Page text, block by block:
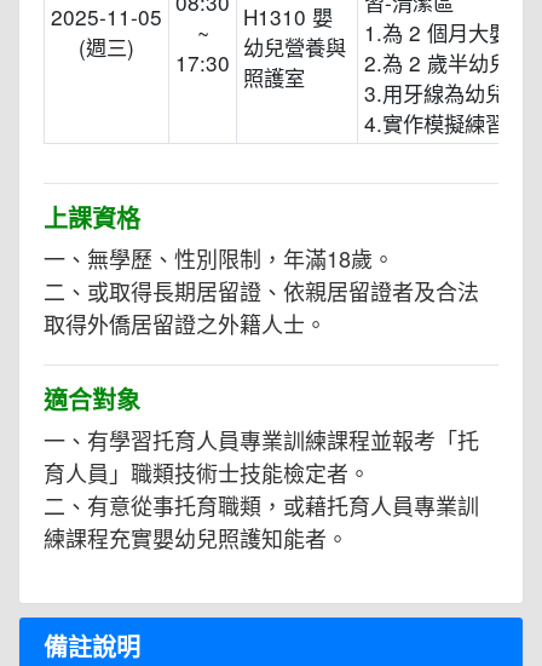
2025-11-05
(週三)
~
17:30
H1310 嬰
幼兒營養與
照護室
1.為 2 個月大嬰兒
2.為 2 歲半幼兒刷
3.用牙線為幼兒清
4.實作模擬練習
上課資格
一、無學歷、性別限制，年滿18歲。
二、或取得長期居留證、依親居留證者及合法
取得外僑居留證之外籍人士。
適合對象
一、有學習托育人員專業訓練課程並報考「托
育人員」職類技術士技能檢定者。
二、有意從事托育職類，或藉托育人員專業訓
練課程充實嬰幼兒照護知能者。
備註說明